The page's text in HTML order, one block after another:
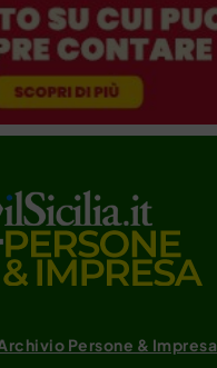
Persone & Impresa